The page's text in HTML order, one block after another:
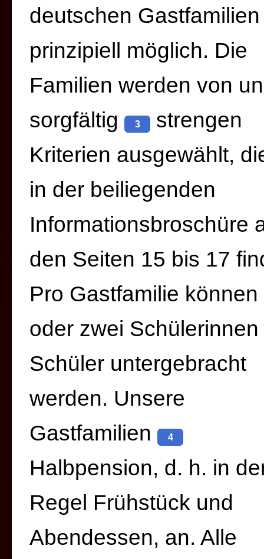
deutschen
prinzipiell möglich. Die
Familien werden von
sorgfältig
3
strengen
Kriterien ausgewählt,
in der beiliegenden
Informationsbroschüre
den Seiten 15 bis 17
Pro Gastfamilie können
oder zwei Schülerinnen
Schüler untergebracht
werden. Unsere
Gastfamilien
4
Halbpension, d. h. in
Regel Frühstück und
Abendessen, an. Alle